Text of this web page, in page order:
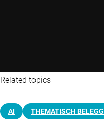
Related topics
AI THEMATISCH